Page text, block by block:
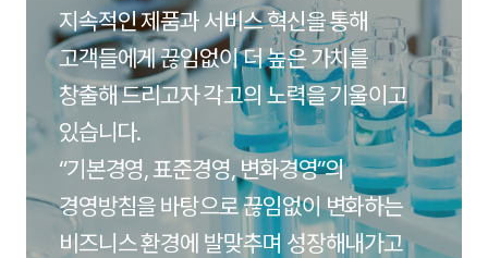
지속적인 제품과 서비스 혁신을 통해
고객들에게 끊임없이 더 높은 가치를
창출해 드리고자 각고의 노력을 기울이고
있습니다.
“기본경영, 표준경영, 변화경영”의
경영방침을 바탕으로 끊임없이 변화하는
비즈니스 환경에 발맞추며 성장해내가고